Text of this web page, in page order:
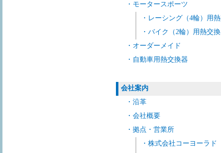
・モータースポーツ
・レーシング（4輪）用
・バイク（2輪）用熱交
・オーダーメイド
・自動車用熱交換器
会社案内
・沿革
・会社概要
・拠点・営業所
・株式会社コーヨーラド